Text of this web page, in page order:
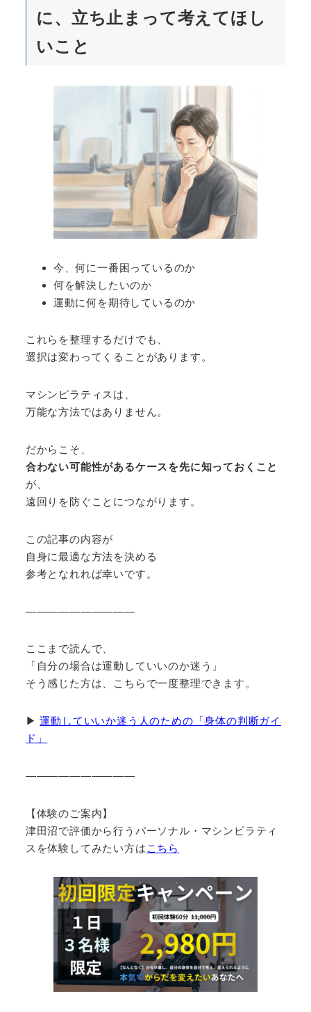
に、立ち止まって考えてほし
いこと
今、何に一番困っているのか
何を解決したいのか
運動に何を期待しているのか
これらを整理するだけでも、
選択は変わってくることがあります。
マシンピラティスは、
万能な方法ではありません。
だからこそ、
合わない可能性があるケースを先に知っておくこと
が、
遠回りを防ぐことにつながります。
この記事の内容が
自身に最適な方法を決める
参考となれれば幸いです。
――――――――――
ここまで読んで、
「自分の場合は運動していいのか迷う」
そう感じた方は、こちらで一度整理できます。
▶運動していいか迷う人のための「身体の判断ガイ
ド」
――――――――――
【体験のご案内】
津田沼で評価から行うパーソナル・マシンピラティ
スを体験してみたい方は こちら